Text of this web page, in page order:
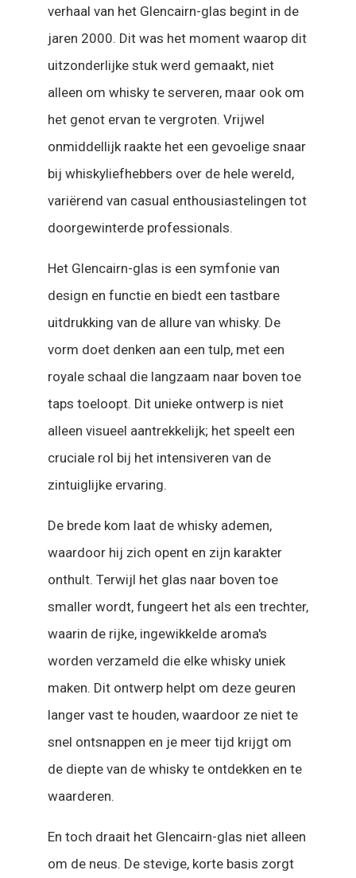
verhaal van het Glencairn-glas begint in de
jaren 2000. Dit was het moment waarop dit
uitzonderlijke stuk werd gemaakt, niet
alleen om whisky te serveren, maar ook om
het genot ervan te vergroten. Vrijwel
onmiddellijk raakte het een gevoelige snaar
bij whiskyliefhebbers over de hele wereld,
variërend van casual enthousiastelingen tot
doorgewinterde professionals.
Het Glencairn-glas is een symfonie van
design en functie en biedt een tastbare
uitdrukking van de allure van whisky. De
vorm doet denken aan een tulp, met een
royale schaal die langzaam naar boven toe
taps toeloopt. Dit unieke ontwerp is niet
alleen visueel aantrekkelijk; het speelt een
cruciale rol bij het intensiveren van de
zintuiglijke ervaring.
De brede kom laat de whisky ademen,
waardoor hij zich opent en zijn karakter
onthult. Terwijl het glas naar boven toe
smaller wordt, fungeert het als een trechter,
waarin de rijke, ingewikkelde aroma's
worden verzameld die elke whisky uniek
maken. Dit ontwerp helpt om deze geuren
langer vast te houden, waardoor ze niet te
snel ontsnappen en je meer tijd krijgt om
de diepte van de whisky te ontdekken en te
waarderen.
En toch draait het Glencairn-glas niet alleen
om de neus. De stevige, korte basis zorgt